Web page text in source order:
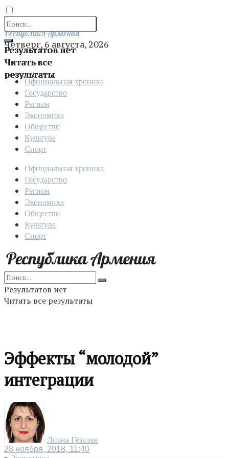
Результатов нет
Читать все
результаты
Отправить
Республика Армения
Четверг, 6 августа, 2026
Официальная хроника
Государство
Регион
Экономика
Общество
Культура
Спорт
Официальная хроника
Государство
Регион
Экономика
Общество
Культура
Спорт
Результатов нет
Читать все результаты
Эффекты “молодой”
интеграции
Лиана Гёзалян
28 ноября, 2018, 11:40